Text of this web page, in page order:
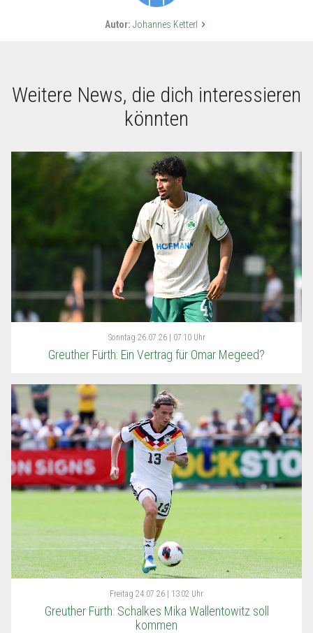
Autor: Johannes Ketterl keyboard_arrow_right
Weitere News, die dich interessieren
könnten
Sonntag 26.07.26 | 07:10 Uhr
Greuther Fürth: Ein Vertrag für Omar Megeed?
Freitag 24.07.26 | 13:02 Uhr
Greuther Fürth: Schalkes Mika Wallentowitz soll
kommen